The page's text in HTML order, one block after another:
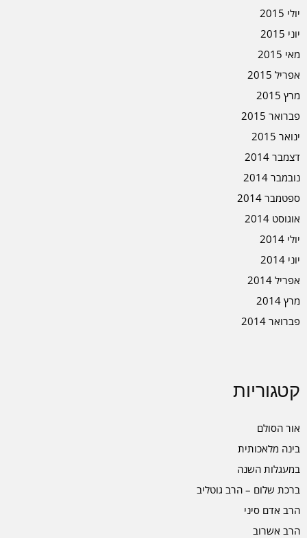
יולי 2015
יוני 2015
מאי 2015
אפריל 2015
מרץ 2015
פברואר 2015
ינואר 2015
דצמבר 2014
נובמבר 2014
ספטמבר 2014
אוגוסט 2014
יולי 2014
יוני 2014
אפריל 2014
מרץ 2014
פברואר 2014
קטגוריות
אור הסולם
בינה מלאכותית
במעגלות השנה
ברכת שלום – הרב גוטליב
הרב אדם סיני
הרב אשרוב